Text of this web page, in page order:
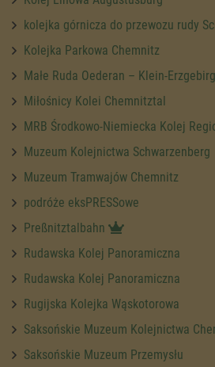
kolejka górnicza do przewozu rudy
Kolejka Parkowa Chemnitz
Małe Ruda Oederan – Klein-
Miłośnicy Kolei Chemnitztal
MRB Środkowo-Niemiecka Kolej
Muzeum Kolejnictwa Schwarzenberg
Muzeum Tramwajów Chemnitz
podróże eksPRESSowe
Preßnitztalbahn
Rudawska Kolej Panoramiczna
Rudawska Kolej Panoramiczna
Rugijska Kolejka Wąskotorowa
Saksońskie Muzeum Kolejnictwa
Saksońskie Muzeum Przemysłu